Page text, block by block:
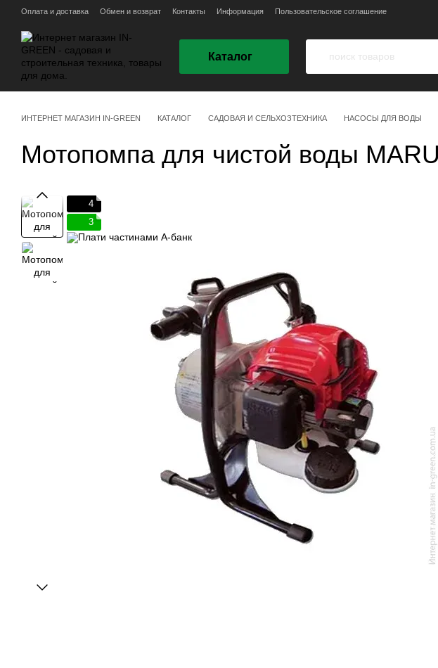
Перейти к основному контенту
Оплата и доставка Обмен и возврат Контакты Информация Пользовательское соглашение
Каталог
ИНТЕРНЕТ МАГАЗИН IN-GREEN КАТАЛОГ САДОВАЯ И СЕЛЬХОЗТЕХНИКА НАСОСЫ ДЛЯ ВОДЫ
Мотопомпа для чистой воды
4
3